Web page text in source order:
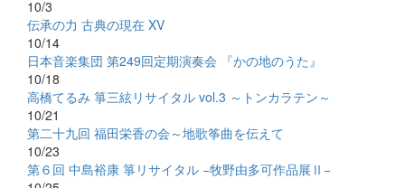
10/3
伝承の力 古典の現在 XV
10/14
日本音楽集団 第249回定期演奏会 『かの地のうた』
10/18
高橋てるみ 箏三絃リサイタル vol.3 ～トンカラテン～
10/21
第二十九回 福田栄香の会～地歌筝曲を伝えて
10/23
第６回 中島裕康 箏リサイタル −牧野由多可作品展Ⅱ−